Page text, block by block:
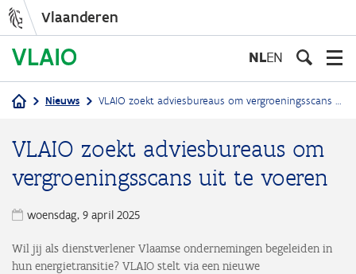
Vlaanderen
NLEN
Nieuws VLAIO zoekt adviesbureaus om vergroeningsscans uit te voeren
VLAIO zoekt adviesbureaus om
vergroeningsscans uit te voeren
woensdag, 9 april 2025
Wil jij als dienstverlener Vlaamse ondernemingen begeleiden in
hun energietransitie? VLAIO stelt via een nieuwe